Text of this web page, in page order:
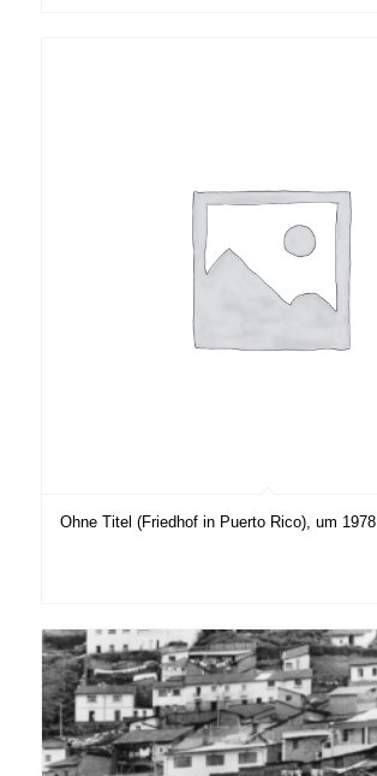
Ohne Titel (Friedhof in Puerto Rico), um 1978